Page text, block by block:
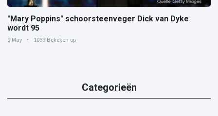
"Mary Poppins" schoorsteenveger Dick van Dyke
wordt 95
9 May 1033 Bekeken op
Categorieën